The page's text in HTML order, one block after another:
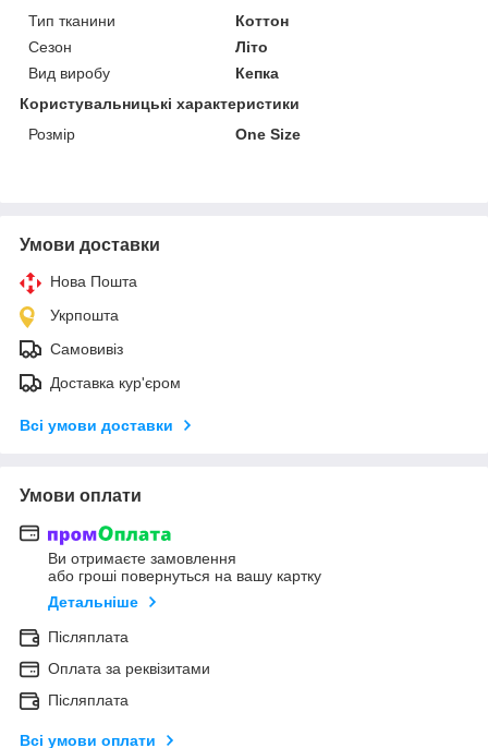
Тип тканини
Коттон
Сезон
Літо
Вид виробу
Кепка
Користувальницькі характеристики
Розмір
One Size
Умови доставки
Нова Пошта
Укрпошта
Самовивіз
Доставка кур'єром
Всі умови доставки
Умови оплати
Ви отримаєте замовлення
або гроші повернуться на вашу картку
Детальніше
Післяплата
Оплата за реквізитами
Післяплата
Всі умови оплати